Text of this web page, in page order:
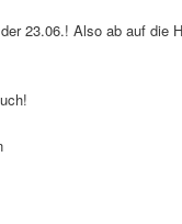
23.06.! Also ab auf die